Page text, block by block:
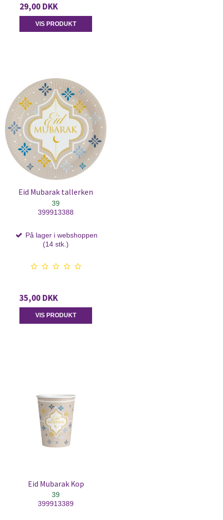
29,00 DKK
VIS PRODUKT
Eid Mubarak tallerken
39
399913388
På lager i webshoppen
(14 stk.)
35,00 DKK
VIS PRODUKT
Eid Mubarak Kop
39
399913389